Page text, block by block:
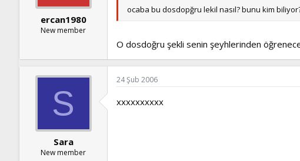
ercan1980
New member
ocaba bu dosdopğru lekil nasıl? bunu kim
O dosdoğru şekli senin şeyhlerinden
S
Sara
New member
24 Şub 2006
xxxxxxxxxx